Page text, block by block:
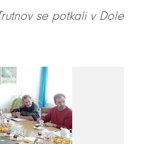
se potkali v Dole